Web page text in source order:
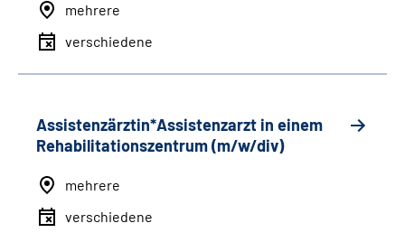
mehrere
verschiedene
Assistenzärztin*Assistenzarzt in einem
Rehabilitationszentrum (m/w/div)
mehrere
verschiedene